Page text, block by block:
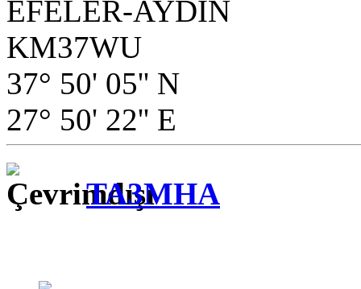
EFELER-AYDIN
KM37WU
37° 50' 05'' N
27° 50' 22'' E
TA3MHA